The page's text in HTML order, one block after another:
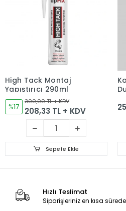
High Tack Montaj
Yapıştırıcı 290ml
%17
300,00 TL + KDV
208,33 TL + KDV
Sepete Ekle
Hızlı Teslimat
Siparişleriniz en kısa